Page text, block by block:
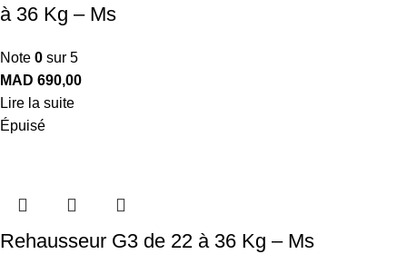
à 36 Kg – Ms
Note 0 sur 5
MAD 690,00
Lire la suite
Épuisé
Rehausseur G3 de 22 à 36 Kg – Ms